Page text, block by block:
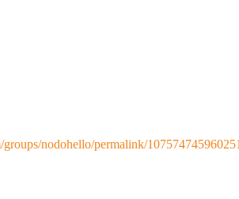
nodohello/permalink/